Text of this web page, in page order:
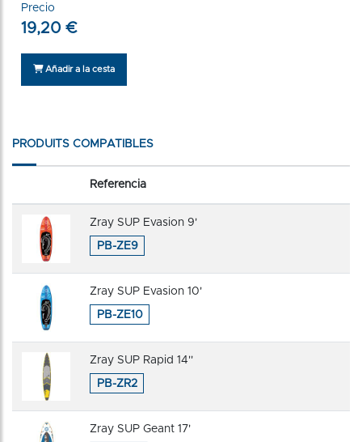
Precio
19,20 €
Añadir a la cesta
PRODUITS COMPATIBLES
Referencia
Zray SUP Evasion 9'
PB-ZE9
Zray SUP Evasion 10'
PB-ZE10
Zray SUP Rapid 14''
PB-ZR2
Zray SUP Geant 17'